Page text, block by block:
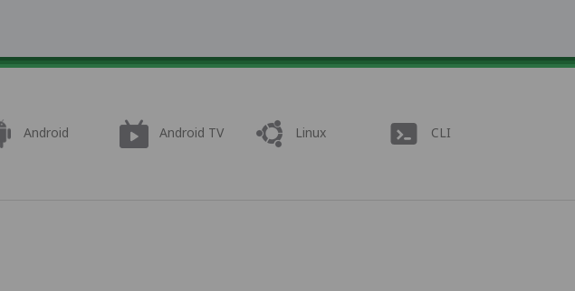
Android Android TV Linux CLI